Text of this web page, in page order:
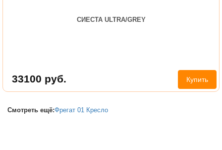
СИЕСТА ULTRA/GREY
33100 руб. Купить
Смотреть ещё:Фрегат 01 Кресло